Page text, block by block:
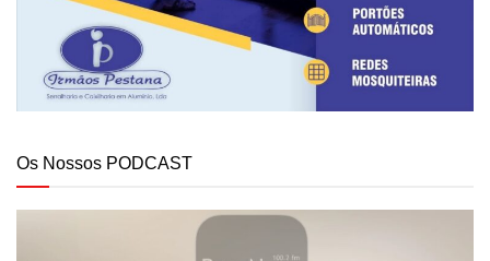
Os Nossos PODCAST